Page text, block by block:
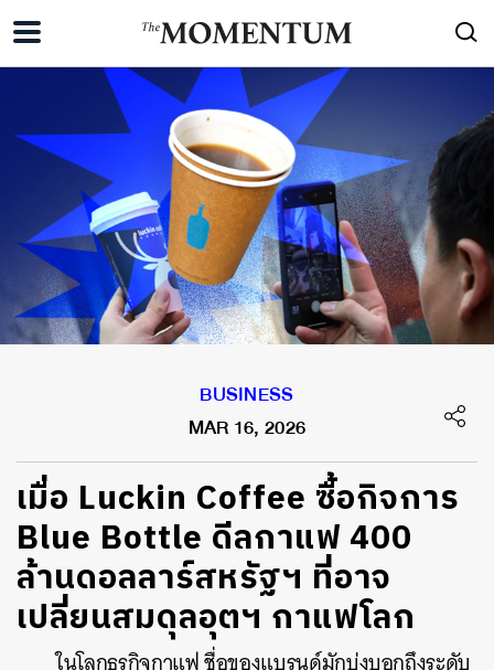
BUSINESS
MAR 16, 2026
เมื่อ Luckin Coffee ซื้อกิจการ
Blue Bottle ดีลกาแฟ 400
ล้านดอลลาร์สหรัฐฯ ที่อาจ
เปลี่ยนสมดุลอุตฯ กาแฟโลก